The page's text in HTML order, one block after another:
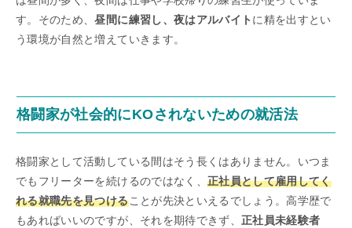
す。そのため、昼間に練習し、夜はアルバイト に精を出すとい
う環境が自然と増えていきます。
格闘家が社会的にKOされないための就活法
格闘家として活動している間はそう長くはありません。いつま
でもフリーターを続けるのではなく、 正社員として雇用してく
れる就職先を見つけることが先決といえるでしょう。高学歴で
もあればいいのですが、それを期待できず、正社員未経験者